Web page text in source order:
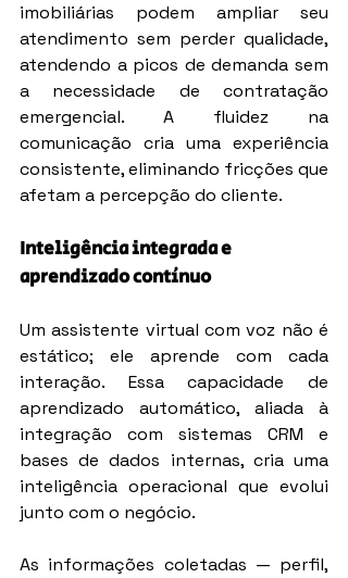
imobiliárias podem ampliar seu
atendimento sem perder qualidade,
atendendo a picos de demanda sem
a necessidade de contratação
emergencial. A fluidez na
comunicação cria uma experiência
consistente, eliminando fricções que
afetam a percepção do cliente.
Inteligência integrada e
aprendizado contínuo
Um assistente virtual com voz não é
estático; ele aprende com cada
interação. Essa capacidade de
aprendizado automático, aliada à
integração com sistemas CRM e
bases de dados internas, cria uma
inteligência operacional que evolui
junto com o negócio.
As informações coletadas — perfil,